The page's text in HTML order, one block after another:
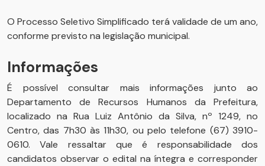
O Processo Seletivo Simplificado terá validade de um ano,
conforme previsto na legislação municipal.
Informações
É possível consultar mais informações junto ao
Departamento de Recursos Humanos da Prefeitura,
localizado na Rua Luiz Antônio da Silva, nº 1249, no
Centro, das 7h30 às 11h30, ou pelo telefone (67) 3910-
0610. Vale ressaltar que é responsabilidade dos
candidatos observar o edital na íntegra e corresponder